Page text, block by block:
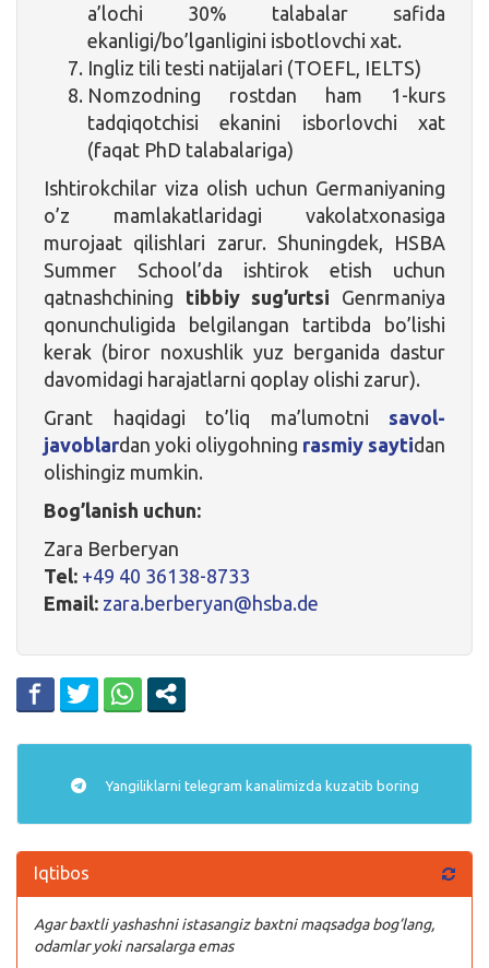
a’lochi 30% talabalar safida
ekanligi/bo’lganligini isbotlovchi xat.
Ingliz tili testi natijalari (TOEFL, IELTS)
Nomzodning rostdan ham 1-kurs
tadqiqotchisi ekanini isborlovchi xat
(faqat PhD talabalariga)
Ishtirokchilar viza olish uchun Germaniyaning
o’z mamlakatlaridagi vakolatxonasiga
murojaat qilishlari zarur. Shuningdek, HSBA
Summer School’da ishtirok etish uchun
qatnashchining tibbiy sug’urtsi Genrmaniya
qonunchuligida belgilangan tartibda bo’lishi
kerak (biror noxushlik yuz berganida dastur
davomidagi harajatlarni qoplay olishi zarur).
Grant haqidagi to’liq ma’lumotni savol-
javoblardan yoki oliygohning rasmiy saytidan
olishingiz mumkin.
Bog’lanish uchun:
Zara Berberyan
Tel: +49 40 36138-8733
Email: zara.berberyan@hsba.de
Yangiliklarni telegram kanalimizda kuzatib boring
Iqtibos
Agar baxtli yashashni istasangiz baxtni maqsadga bog’lang,
odamlar yoki narsalarga emas